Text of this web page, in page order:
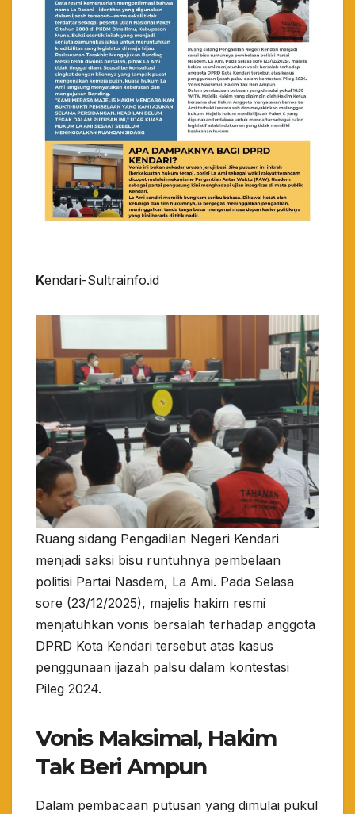
Kendari-Sultrainfo.id
Ruang sidang Pengadilan Negeri Kendari
menjadi saksi bisu runtuhnya pembelaan
politisi Partai Nasdem, La Ami. Pada Selasa
sore (23/12/2025), majelis hakim resmi
menjatuhkan vonis bersalah terhadap anggota
DPRD Kota Kendari tersebut atas kasus
penggunaan ijazah palsu dalam kontestasi
Pileg 2024.
​Vonis Maksimal, Hakim
Tak Beri Ampun
​Dalam pembacaan putusan yang dimulai pukul